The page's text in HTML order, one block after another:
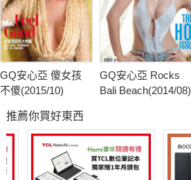
GQ安心亞 傻女孩
不傻(2015/10)
GQ安心亞 Rocks
Bali Beach(2014/08)
推薦你買好東西